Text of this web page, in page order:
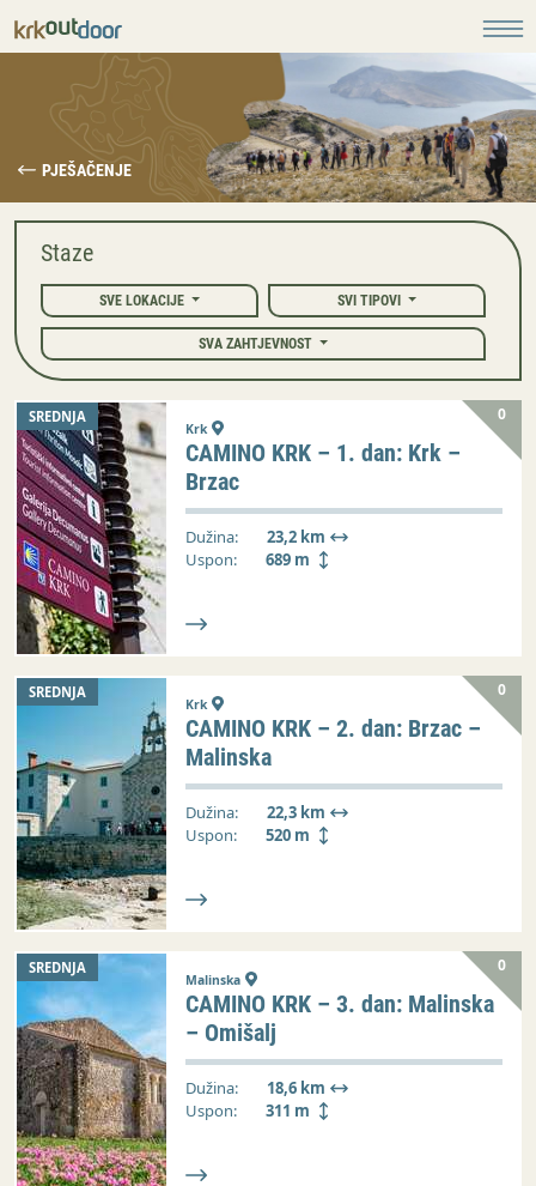
PJEŠAČENJE
Staze
SVE LOKACIJE SVI TIPOVI
SVA ZAHTJEVNOST
SREDNJA 0
Krk
CAMINO KRK – 1. dan: Krk –
Brzac
Dužina:
23,2 km
Uspon:
689 m
SREDNJA 0
Krk
CAMINO KRK – 2. dan: Brzac –
Malinska
Dužina:
22,3 km
Uspon:
520 m
SREDNJA 0
Malinska
CAMINO KRK – 3. dan: Malinska
– Omišalj
Dužina:
18,6 km
Uspon:
311 m